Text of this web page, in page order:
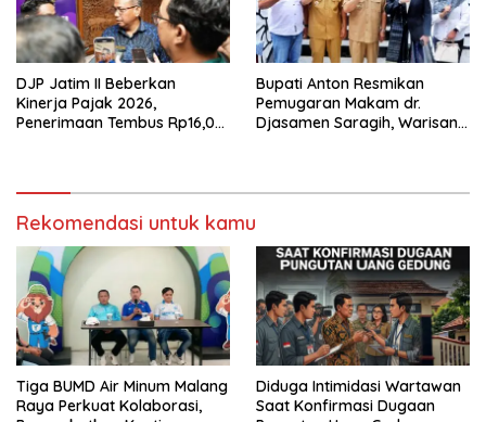
DJP Jatim II Beberkan
Kinerja Pajak 2026,
Penerimaan Tembus Rp16,08
Bupati Anton Resmikan
Pemugaran Makam dr.
Djasamen Saragih, Warisan
Rekomendasi untuk kamu
Tiga BUMD Air Minum Malang
Raya Perkuat Kolaborasi,
Diduga Intimidasi Wartawan
Saat Konfirmasi Dugaan